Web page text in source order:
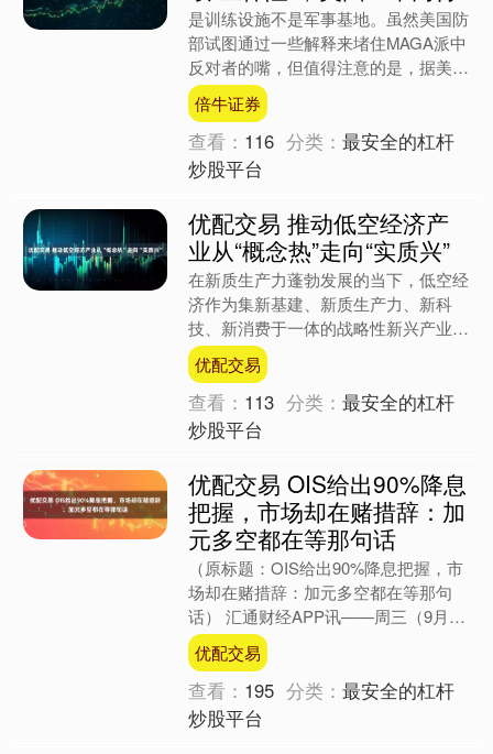
是训练设施不是军事基地。虽然美国防
部试图通过一些解释来堵住MAGA派中
反对者的嘴，但值得注意的是，据美国
官员透露，这一设施不仅用于支持卡塔
尔训练其购置的12架F....
倍牛证券
查看： 116 分类：最安全的杠杆
炒股平台
优配交易 推动低空经济产
业从“概念热”走向“实质兴”
在新质生产力蓬勃发展的当下，低空经
济作为集新基建、新质生产力、新科
技、新消费于一体的战略性新兴产业，
正成为推动经济社会高质量发展的关键
力量。 在迎来前所未有的发....
优配交易
查看： 113 分类：最安全的杠杆
炒股平台
优配交易 OIS给出90%降息
把握，市场却在赌措辞：加
元多空都在等那句话
（原标题：OIS给出90%降息把握，市
场却在赌措辞：加元多空都在等那句
话） 汇通财经APP讯——周三（9月17
日）欧洲时段，美元/加元在中期回落
节奏中延续相对弱....
优配交易
查看： 195 分类：最安全的杠杆
炒股平台